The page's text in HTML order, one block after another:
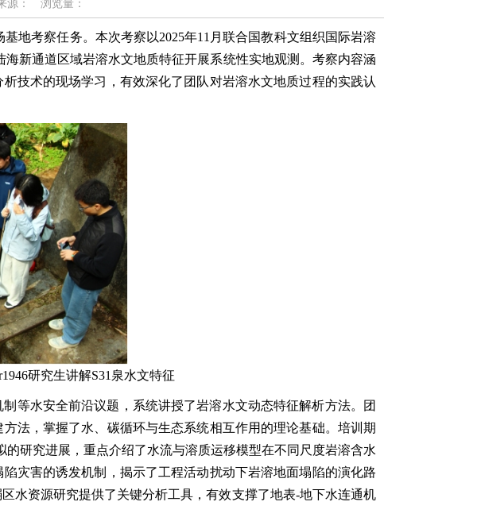
源： 浏览量：
地考察任务。本次考察以2025年11月联合国教科文组织国际岩溶
新通道区域岩溶水文地质特征开展系统性实地观测。考察内容涵
技术的现场学习，有效深化了团队对岩溶水文地质过程的实践认
研究生讲解S31泉水文特征
等水安全前沿议题，系统讲授了岩溶水文动态特征解析方法。团
法，掌握了水、碳循环与生态系统相互作用的理论基础。培训期
的研究进展，重点介绍了水流与溶质运移模型在不同尺度岩溶含水
灾害的诱发机制，揭示了工程活动扰动下岩溶地面塌陷的演化路
水资源研究提供了关键分析工具，有效支撑了地表-地下水连通机